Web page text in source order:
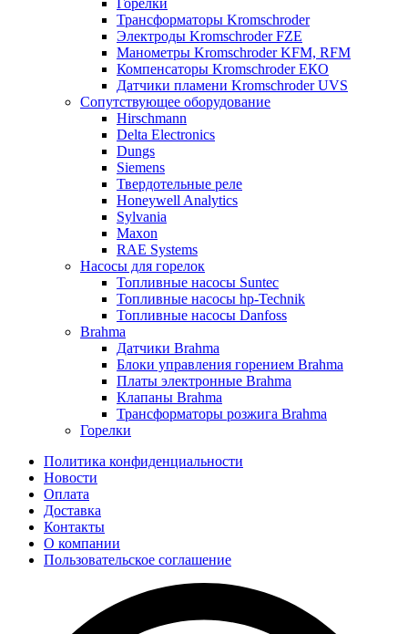
Горелки
Трансформаторы Kromschroder
Электроды Kromschroder FZE
Манометры Kromschroder KFM, RFM
Компенсаторы Kromschroder ЕКО
Датчики пламени Kromschroder UVS
Сопутствующее оборудование
Hirschmann
Delta Electronics
Dungs
Siemens
Твердотельные реле
Honeywell Analytics
Sylvania
Maxon
RAE Systems
Насосы для горелок
Топливные насосы Suntec
Топливные насосы hp-Technik
Топливные насосы Danfoss
Brahma
Датчики Brahma
Блоки управления горением Brahma
Платы электронные Brahma
Клапаны Brahma
Трансформаторы розжига Brahma
Горелки
Политика конфиденциальности
Новости
Оплата
Доставка
Контакты
О компании
Пользовательское соглашение